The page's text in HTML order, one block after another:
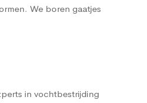
We boren gaatjes
in vochtbestrijding